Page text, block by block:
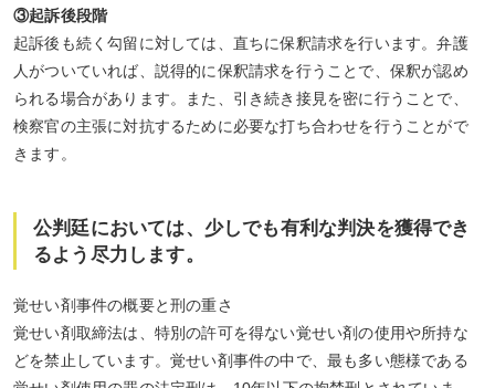
③起訴後段階
起訴後も続く勾留に対しては、直ちに保釈請求を行います。弁護
人がついていれば、説得的に保釈請求を行うことで、保釈が認め
られる場合があります。また、引き続き接見を密に行うことで、
検察官の主張に対抗するために必要な打ち合わせを行うことがで
きます。
公判廷においては、少しでも有利な判決を獲得でき
るよう尽力します。
覚せい剤事件の概要と刑の重さ
覚せい剤取締法は、特別の許可を得ない覚せい剤の使用や所持な
どを禁止しています。覚せい剤事件の中で、最も多い態様である